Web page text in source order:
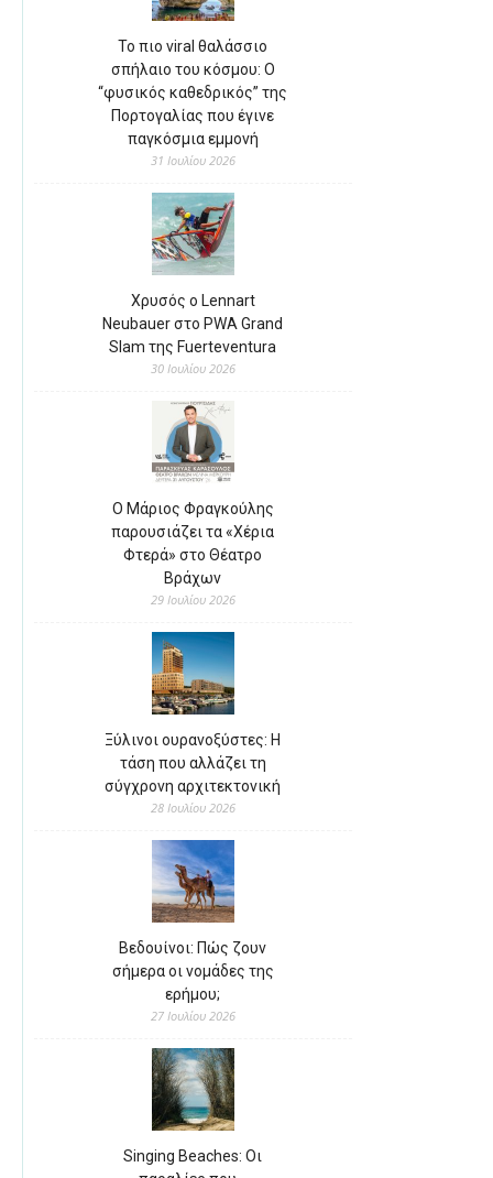
Το πιο viral θαλάσσιο
σπήλαιο του κόσμου: Ο
“φυσικός καθεδρικός” της
Πορτογαλίας που έγινε
παγκόσμια εμμονή
31 Ιουλίου 2026
Χρυσός ο Lennart
Neubauer στο PWA Grand
Slam της Fuerteventura
30 Ιουλίου 2026
Ο Μάριος Φραγκούλης
παρουσιάζει τα «Χέρια
Φτερά» στο Θέατρο
Βράχων
29 Ιουλίου 2026
Ξύλινοι ουρανοξύστες: Η
τάση που αλλάζει τη
σύγχρονη αρχιτεκτονική
28 Ιουλίου 2026
Βεδουίνοι: Πώς ζουν
σήμερα οι νομάδες της
ερήμου;
27 Ιουλίου 2026
Singing Beaches: Οι